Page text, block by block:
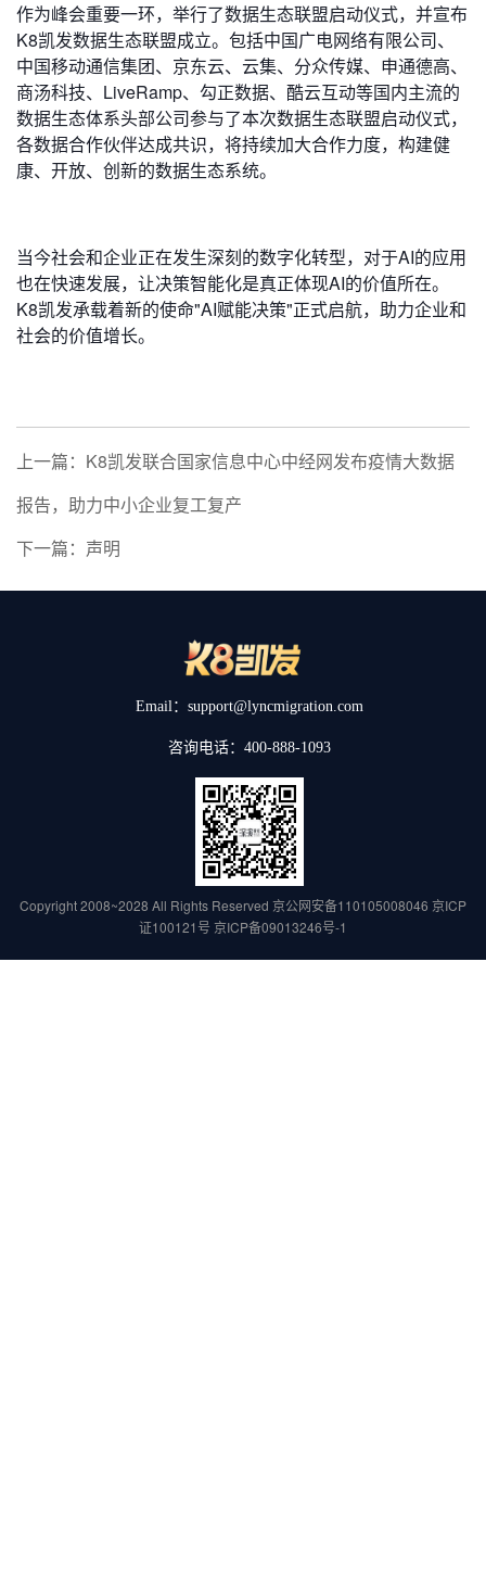
作为峰会重要一环，举行了数据生态联盟启动仪式，并宣布
K8凯发数据生态联盟成立。包括中国广电网络有限公司、
中国移动通信集团、京东云、云集、分众传媒、申通德高、
商汤科技、LiveRamp、勾正数据、酷云互动等国内主流的
数据生态体系头部公司参与了本次数据生态联盟启动仪式，
各数据合作伙伴达成共识，将持续加大合作力度，构建健
康、开放、创新的数据生态系统。
当今社会和企业正在发生深刻的数字化转型，对于AI的应用
也在快速发展，让决策智能化是真正体现AI的价值所在。
K8凯发承载着新的使命"AI赋能决策"正式启航，助力企业和
社会的价值增长。
上一篇：K8凯发联合国家信息中心中经网发布疫情大数据
报告，助力中小企业复工复产
下一篇：声明
Email：support@lyncmigration.com
咨询电话：400-888-1093
Copyright 2008~2028 All Rights Reserved 京公网安备110105008046 京ICP
证100121号 京ICP备09013246号-1